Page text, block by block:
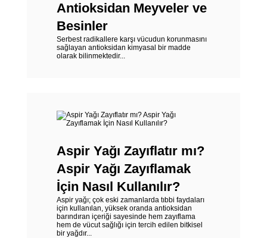
Antioksidan Meyveler ve
Besinler
Serbest radikallere karşı vücudun korunmasını
sağlayan antioksidan kimyasal bir madde
olarak bilinmektedir...
Aspir Yağı Zayıflatır mı?
Aspir Yağı Zayıflamak
İçin Nasıl Kullanılır?
Aspir yağı; çok eski zamanlarda tıbbi faydaları
için kullanılan, yüksek oranda antioksidan
barındıran içeriği sayesinde hem zayıflama
hem de vücut sağlığı için tercih edilen bitkisel
bir yağdır...